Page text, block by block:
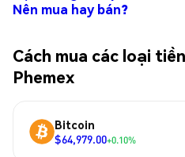
Nên mua hay bán?
Cách mua các loại
Phemex
Bitcoin
$64,979.00+0.10%